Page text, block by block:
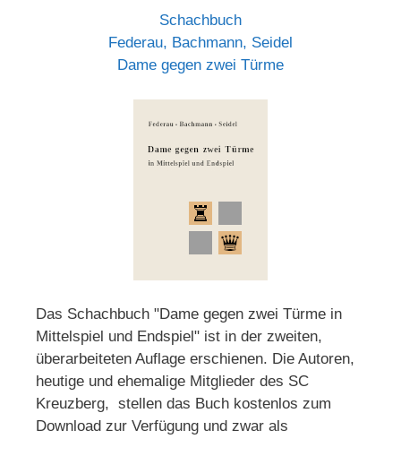
Schachbuch
Federau, Bachmann, Seidel
Dame gegen zwei Türme
Das Schachbuch "Dame gegen zwei Türme in
Mittelspiel und Endspiel" ist in der zweiten,
überarbeiteten Auflage erschienen. Die Autoren,
heutige und ehemalige Mitglieder des SC
Kreuzberg, stellen das Buch kostenlos zum
Download zur Verfügung und zwar als